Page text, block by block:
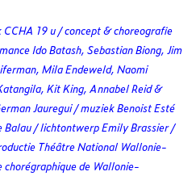
19 u / concept & choreografie
Ido Batash, Sebastian Biong, Jim
Mila Endeweld, Naomi
Kit King, Annabel Reid &
Jauregui / muziek Benoist Esté
/ lichtontwerp Emily Brassier /
Théâtre National Wallonie-
de Wallonie-